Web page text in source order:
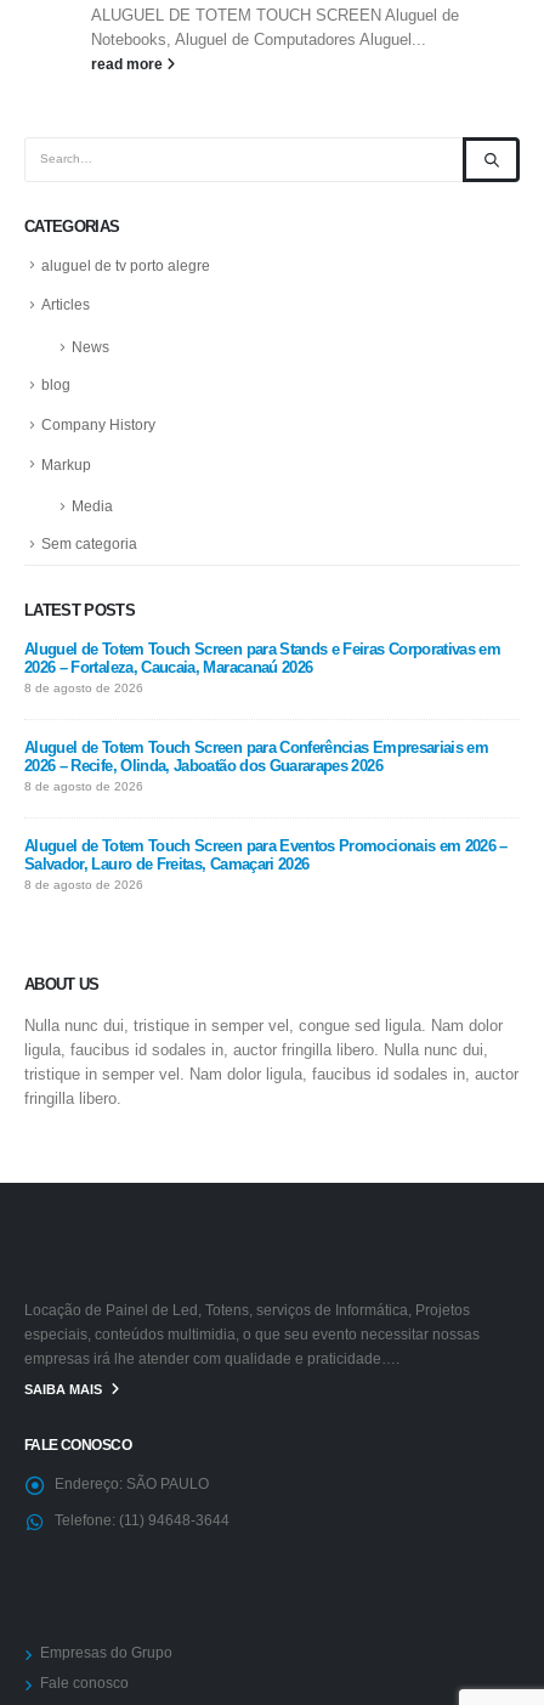
ALUGUEL DE TOTEM TOUCH SCREEN Aluguel de
Notebooks, Aluguel de Computadores Aluguel...
read more
CATEGORIAS
aluguel de tv porto alegre
Articles
News
blog
Company History
Markup
Media
Sem categoria
LATEST POSTS
Aluguel de Totem Touch Screen para Stands e Feiras Corporativas em
2026 – Fortaleza, Caucaia, Maracanaú 2026
8 de agosto de 2026
Aluguel de Totem Touch Screen para Conferências Empresariais em
2026 – Recife, Olinda, Jaboatão dos Guararapes 2026
8 de agosto de 2026
Aluguel de Totem Touch Screen para Eventos Promocionais em 2026 –
Salvador, Lauro de Freitas, Camaçari 2026
8 de agosto de 2026
ABOUT US
Nulla nunc dui, tristique in semper vel, congue sed ligula. Nam dolor
ligula, faucibus id sodales in, auctor fringilla libero. Nulla nunc dui,
tristique in semper vel. Nam dolor ligula, faucibus id sodales in, auctor
fringilla libero.
Locação de Painel de Led, Totens, serviços de Informática, Projetos
especiais, conteúdos multimidia, o que seu evento necessitar nossas
empresas irá lhe atender com qualidade e praticidade….
SAIBA MAIS
FALE CONOSCO
Endereço: SÃO PAULO
Telefone: (11) 94648-3644
Empresas do Grupo
Fale conosco